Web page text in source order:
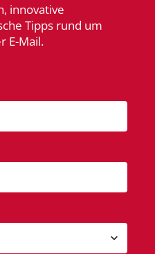
innovative
Tipps rund um
E-Mail.